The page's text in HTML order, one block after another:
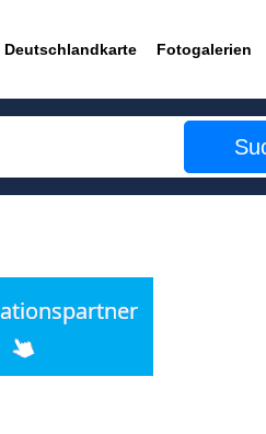
Deutschlandkarte Fotogalerien